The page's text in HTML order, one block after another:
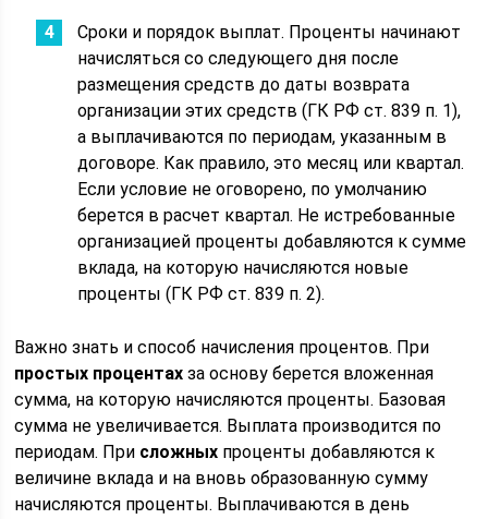
Сроки и порядок выплат. Проценты начинают
начисляться со следующего дня после
размещения средств до даты возврата
организации этих средств (ГК РФ ст. 839 п. 1),
а выплачиваются по периодам, указанным в
договоре. Как правило, это месяц или квартал.
Если условие не оговорено, по умолчанию
берется в расчет квартал. Не истребованные
организацией проценты добавляются к сумме
вклада, на которую начисляются новые
проценты (ГК РФ ст. 839 п. 2).
Важно знать и способ начисления процентов. При
простых процентах за основу берется вложенная
сумма, на которую начисляются проценты. Базовая
сумма не увеличивается. Выплата производится по
периодам. При сложных проценты добавляются к
величине вклада и на вновь образованную сумму
начисляются проценты. Выплачиваются в день